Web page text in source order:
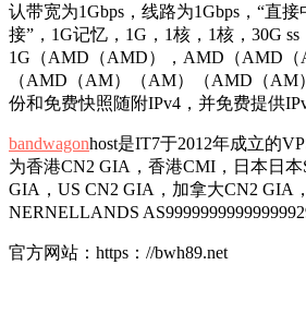
认带宽为1Gbps，线路为1Gbps，“直
接”，1G记忆，1G，1核，1核，30G
1G（AMD（AMD），AMD（AMD（
（AMD（AM）（AM）（AMD（
份和免费快照随附IPv4，并免费提供
bandwagonhost是IT7于2012年成立的
为香港CN2 GIA，香港CMI，日本日本
GIA，US CN2 GIA，加拿大CN2 GIA
NERNELLANDS
官方网站：https：//bwh89.net